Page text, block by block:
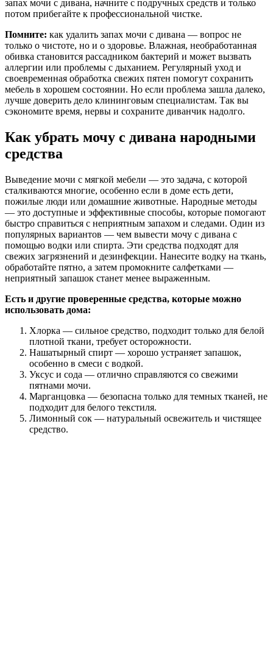
запах мочи с дивана, начните с подручных средств и только
потом прибегайте к профессиональной чистке.
Помните: как удалить запах мочи с дивана — вопрос не
только о чистоте, но и о здоровье. Влажная, необработанная
обивка становится рассадником бактерий и может вызвать
аллергии или проблемы с дыханием. Регулярный уход и
своевременная обработка свежих пятен помогут сохранить
мебель в хорошем состоянии. Но если проблема зашла далеко,
лучше доверить дело клининговым специалистам. Так вы
сэкономите время, нервы и сохраните диванчик надолго.
Как убрать мочу с дивана народными
средства
Выведение мочи с мягкой мебели — это задача, с которой
сталкиваются многие, особенно если в доме есть дети,
пожилые люди или домашние животные. Народные методы
— это доступные и эффективные способы, которые помогают
быстро справиться с неприятным запахом и следами. Один из
популярных вариантов — чем вывести мочу с дивана с
помощью водки или спирта. Эти средства подходят для
свежих загрязнений и дезинфекции. Нанесите водку на ткань,
обработайте пятно, а затем промокните салфетками —
неприятный запашок станет менее выраженным.
Есть и другие проверенные средства, которые можно
использовать дома:
Хлорка — сильное средство, подходит только для белой
плотной ткани, требует осторожности.
Нашатырный спирт — хорошо устраняет запашок,
особенно в смеси с водкой.
Уксус и сода — отлично справляются со свежими
пятнами мочи.
Марганцовка — безопасна только для темных тканей, не
подходит для белого текстиля.
Лимонный сок — натуральный освежитель и чистящее
средство.